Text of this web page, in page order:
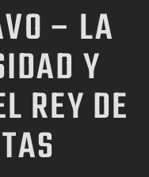
– LA
Y
REY DE